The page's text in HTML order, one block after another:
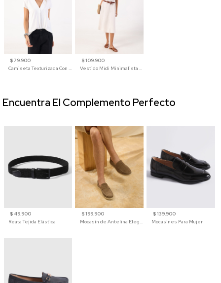
$ 79.900
$ 109.900
$ 49.900
Reata Tejida Elástica
$ 199.900
Mocasín de Antelina Elegante con Suela de Contraste Para Hombre
$ 139.900
Mocasines Para Mujer
Encuentra El Complemento Perfecto